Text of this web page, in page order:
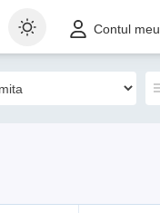
Contul meu